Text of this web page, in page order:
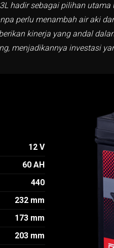
hadir sebagai pilihan
perlu menambah air aki
kinerja yang andal
menjadikannya investasi
12 V
60 AH
440
232 mm
173 mm
203 mm